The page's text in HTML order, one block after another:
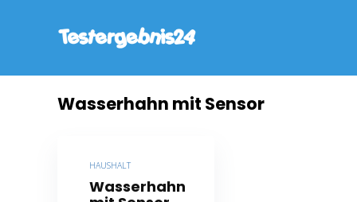
Wasserhahn mit Sensor
HAUSHALT
Wasserhahn